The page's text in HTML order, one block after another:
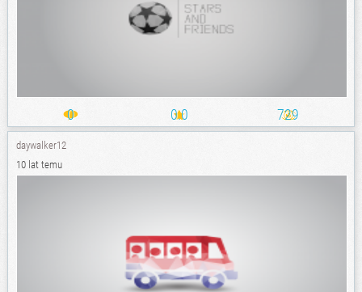
0 0.0 729
daywalker12
10 lat temu